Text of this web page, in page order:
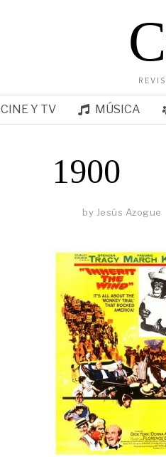
CINE Y TV MÚSICA
1900
by Jesús Azogue